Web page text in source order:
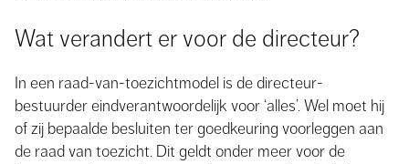
Wat verandert er voor de directeur?
In een raad-van-toezichtmodel is de directeur-
bestuurder eindverantwoordelijk voor ‘alles’. Wel moet hij
of zij bepaalde besluiten ter goedkeuring voorleggen aan
de raad van toezicht. Dit geldt onder meer voor de